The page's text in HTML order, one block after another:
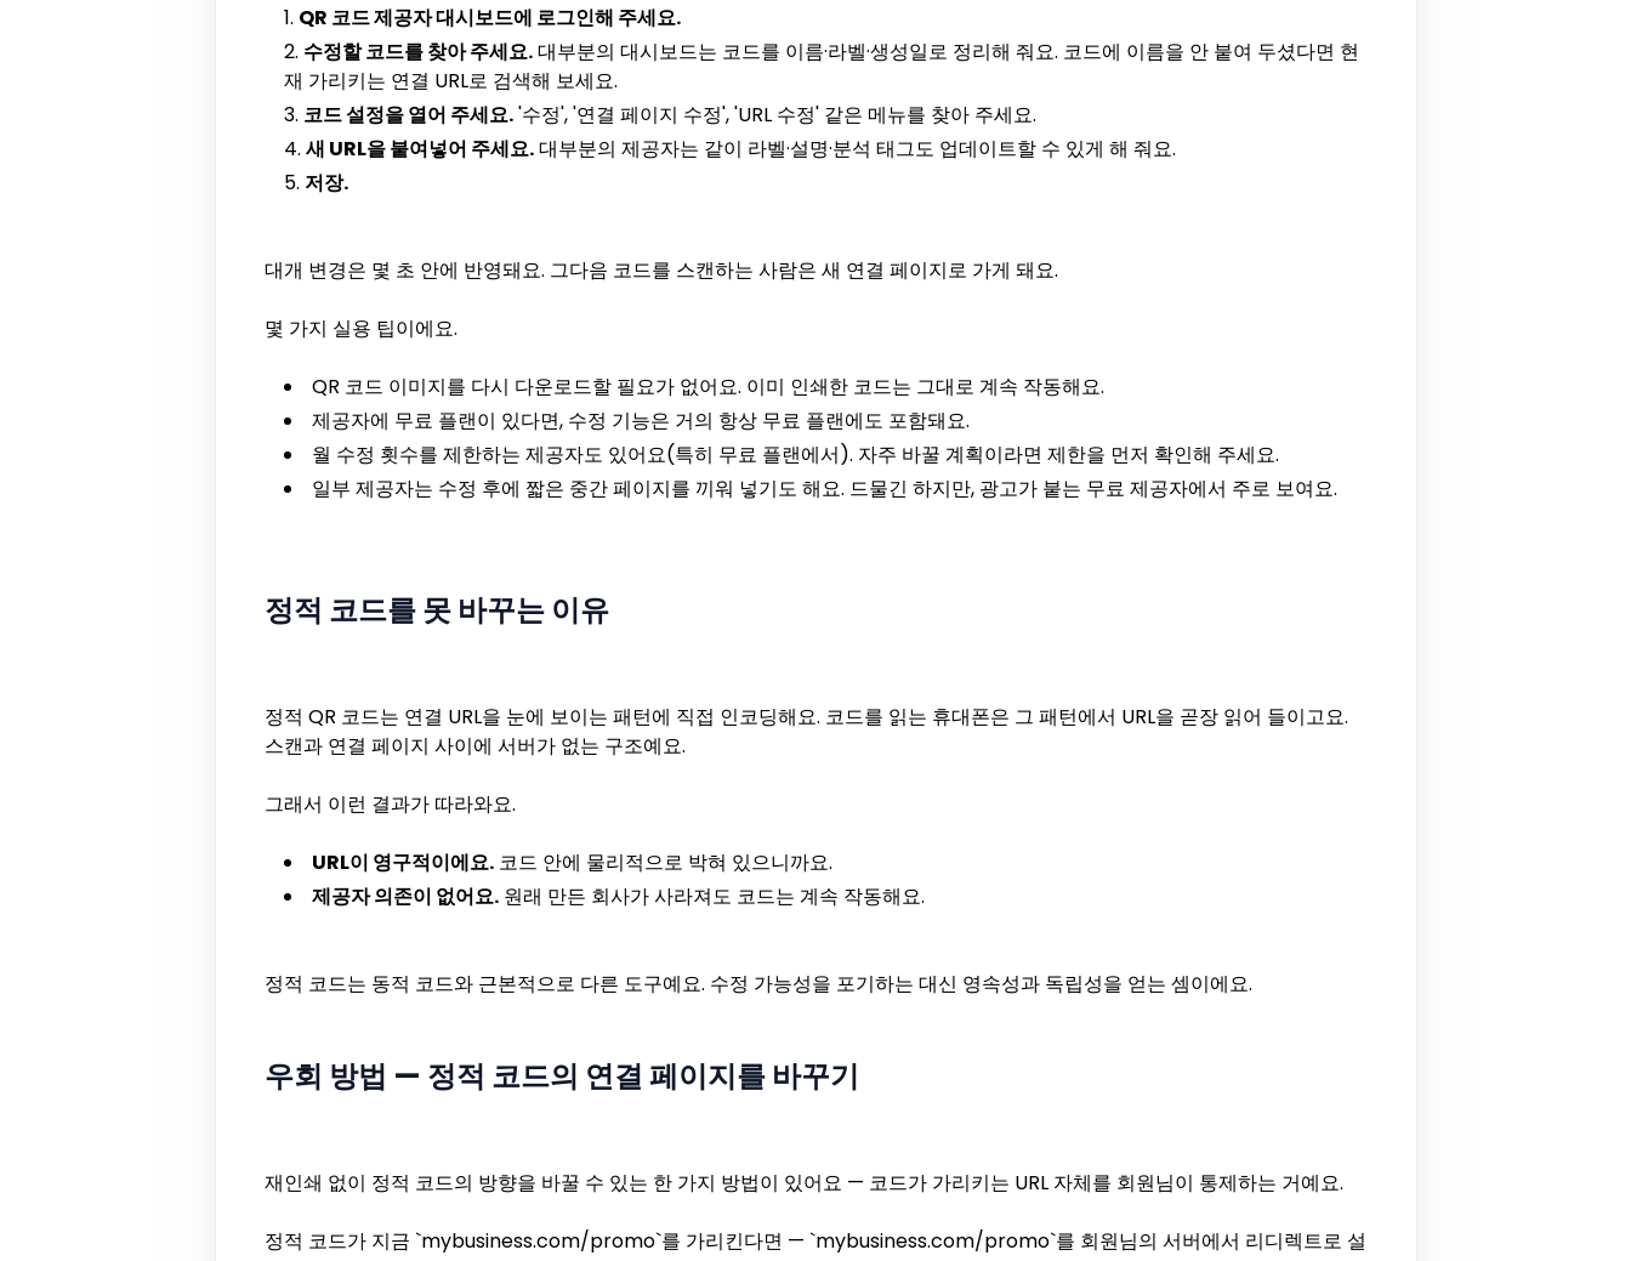
QR 코드 제공자 대시보드에 로그인해 주세요.
수정할 코드를 찾아 주세요.대부분의 대시보드는 코드를 이름·라벨·생성일로 정리해 줘요. 코드에 이름을 안 붙여 두셨다면 현
재 가리키는 연결 URL로 검색해 보세요.
코드 설정을 열어 주세요.'수정', '연결 페이지 수정', 'URL 수정' 같은 메뉴를 찾아 주세요.
새 URL을 붙여넣어 주세요.대부분의 제공자는 같이 라벨·설명·분석 태그도 업데이트할 수 있게 해 줘요.
저장.
대개 변경은 몇 초 안에 반영돼요. 그다음 코드를 스캔하는 사람은 새 연결 페이지로 가게 돼요.
몇 가지 실용 팁이에요.
QR 코드 이미지를 다시 다운로드할 필요가 없어요. 이미 인쇄한 코드는 그대로 계속 작동해요.
제공자에 무료 플랜이 있다면, 수정 기능은 거의 항상 무료 플랜에도 포함돼요.
월 수정 횟수를 제한하는 제공자도 있어요(특히 무료 플랜에서). 자주 바꿀 계획이라면 제한을 먼저 확인해 주세요.
일부 제공자는 수정 후에 짧은 중간 페이지를 끼워 넣기도 해요. 드물긴 하지만, 광고가 붙는 무료 제공자에서 주로 보여요.
정적 코드를 못 바꾸는 이유
정적 QR 코드는 연결 URL을 눈에 보이는 패턴에 직접 인코딩해요. 코드를 읽는 휴대폰은 그 패턴에서 URL을 곧장 읽어 들이고요.
스캔과 연결 페이지 사이에 서버가 없는 구조예요.
그래서 이런 결과가 따라와요.
URL이 영구적이에요.코드 안에 물리적으로 박혀 있으니까요.
제공자 의존이 없어요.원래 만든 회사가 사라져도 코드는 계속 작동해요.
정적 코드는 동적 코드와 근본적으로 다른 도구예요. 수정 가능성을 포기하는 대신 영속성과 독립성을 얻는 셈이에요.
우회 방법 — 정적 코드의 연결 페이지를 바꾸기
재인쇄 없이 정적 코드의 방향을 바꿀 수 있는 한 가지 방법이 있어요 — 코드가 가리키는 URL 자체를 회원님이 통제하는 거예요.
정적 코드가 지금 `mybusiness.com/promo`를 가리킨다면 — `mybusiness.com/promo`를 회원님의 서버에서 리디렉트로 설